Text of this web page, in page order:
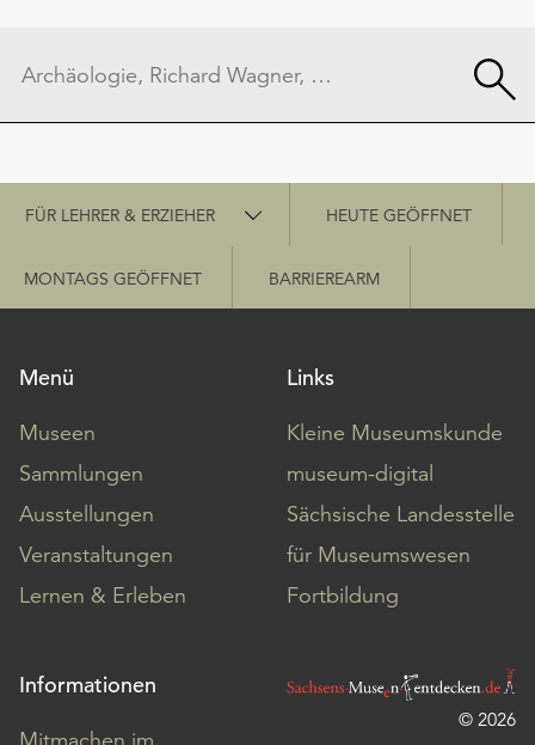
Schnellzugriff
FÜR LEHRER & ERZIEHER HEUTE GEÖFFNET
MONTAGS GEÖFFNET BARRIEREARM
Menü
Museen
Sammlungen
Ausstellungen
Veranstaltungen
Lernen & Erleben
Links
Kleine Museumskunde
museum-digital
Sächsische Landesstelle
für Museumswesen
Fortbildung
Informationen
Mitmachen im
© 2026